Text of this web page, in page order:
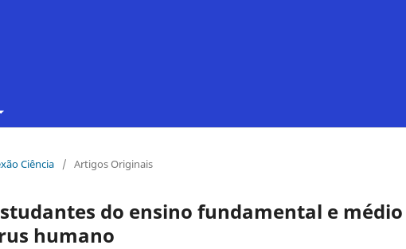
Ciência / Artigos Originais
do ensino fundamental e médio
humano